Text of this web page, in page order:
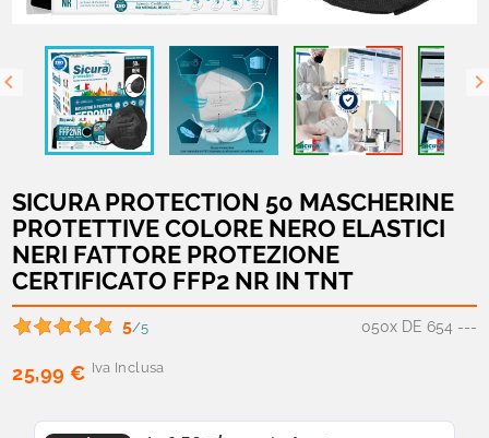
SICURA PROTECTION 50 MASCHERINE
PROTETTIVE COLORE NERO ELASTICI
NERI FATTORE PROTEZIONE
CERTIFICATO FFP2 NR IN TNT
050x DE 654 ---
5/5
25,99 € Iva Inclusa